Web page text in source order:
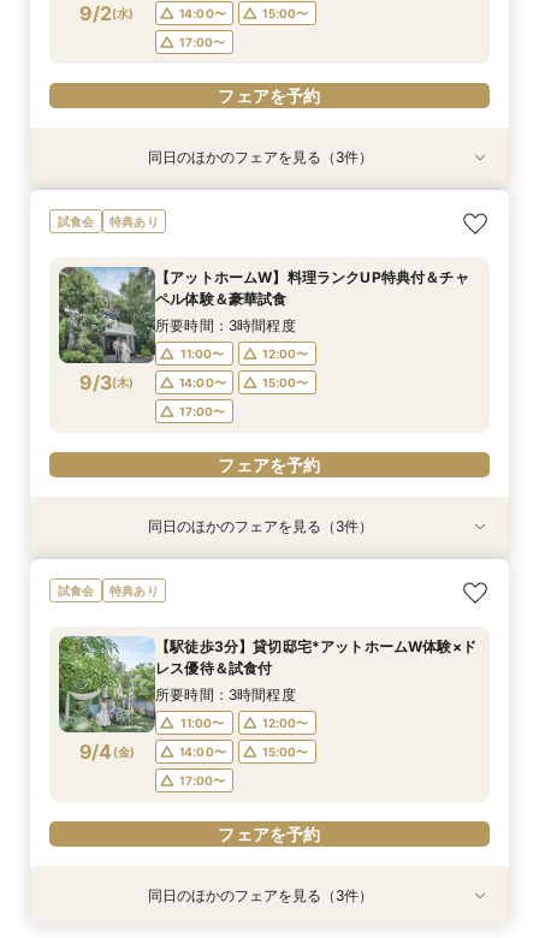
フェアを予約
フェアを予約
フェアを予約
フェアを予約
フェアを予約
9/2(水)
14:00〜
15:00〜
17:00〜
フェアを予約
特典あり
9/2(水)
【10名～貸切可】絶品フレンチ試食付*挙式×会
食プラン相談フェア
11:00〜
12:00〜
14:00〜
15:00〜
17:00〜
フェアを予約
特典あり
9/2(水)
初見学でも安心◎「即決なし」アップ額が少ない
新プラン×試食付
11:00〜
12:00〜
14:00〜
15:00〜
17:00〜
フェアを予約
9/2(水)
【90分～OK】〈2件目見学も◎〉豪華特典付*ク
イック相談会
11:00〜
12:00〜
14:00〜
15:00〜
17:00〜
フェアを予約
同日のほかのフェアを見る（3件）
試食会 特典あり
9/3(木)
【アットホームW】料理ランクUP特典付＆チャ
ペル体験＆豪華試食
所要時間：3時間程度
11:00〜
12:00〜
14:00〜
15:00〜
17:00〜
フェアを予約
特典あり
9/3(木)
【10名～貸切可】絶品フレンチ試食付*挙式×会
食プラン相談フェア
11:00〜
12:00〜
14:00〜
15:00〜
17:00〜
フェアを予約
特典あり
9/3(木)
初見学でも安心◎「即決なし」アップ額が少ない
新プラン×試食付
11:00〜
12:00〜
14:00〜
15:00〜
17:00〜
フェアを予約
9/3(木)
【90分～OK】〈2件目見学も◎〉豪華特典付*ク
イック相談会
11:00〜
12:00〜
14:00〜
15:00〜
17:00〜
フェアを予約
同日のほかのフェアを見る（3件）
試食会 特典あり
9/4 (金)
【駅徒歩3分】貸切邸宅*アットホームW体験×ド
レス優待＆試食付
所要時間：3時間程度
11:00〜
12:00〜
14:00〜
15:00〜
17:00〜
フェアを予約
特典あり
特典あり同日のほかのフェアを見る（3件）